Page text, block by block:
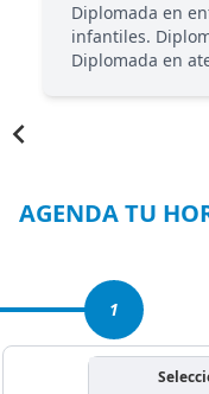
Diplomada en
infantiles.
Diplomada en
AGENDA TU
1